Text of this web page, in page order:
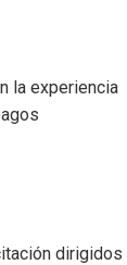
la experiencia
dirigidos